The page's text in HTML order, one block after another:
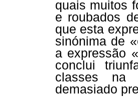
quais muitos
e roubados
que esta
sinónima de
a expressão
conclui
classes na
demasiado